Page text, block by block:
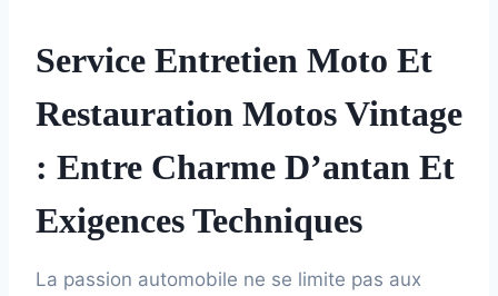
Service Entretien Moto Et
Restauration Motos Vintage
: Entre Charme D’antan Et
Exigences Techniques
La passion automobile ne se limite pas aux